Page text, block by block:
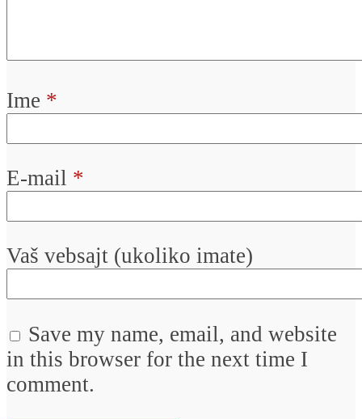
Ime *
E-mail *
Vaš vebsajt (ukoliko imate)
Save my name, email, and website
in this browser for the next time I
comment.